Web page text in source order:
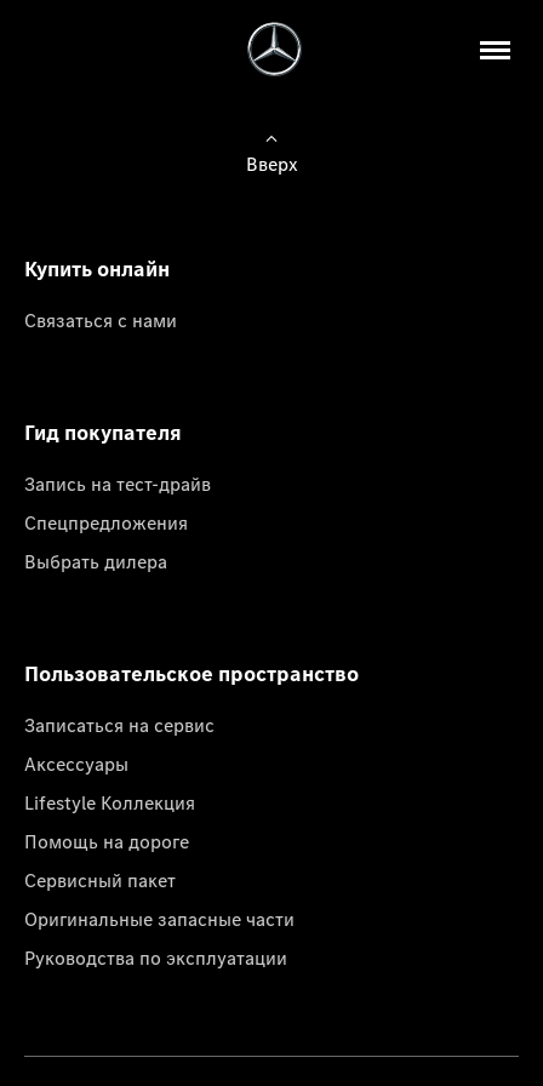
Вверх
Купить онлайн
Связаться с нами
Гид покупателя
Запись на тест-драйв
Спецпредложения
Выбрать дилера
Пользовательское пространство
Записаться на сервис
Аксессуары
Lifestyle Коллекция
Помощь на дороге
Сервисный пакет
Оригинальные запасные части
Руководства по эксплуатации